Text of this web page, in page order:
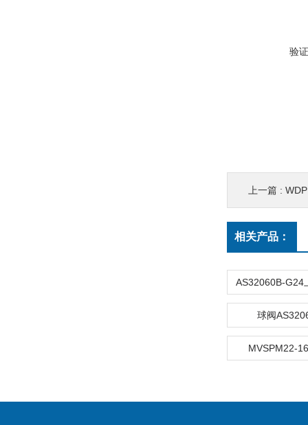
验
上一篇 :
相关产品：
球阀
MVSPM22-